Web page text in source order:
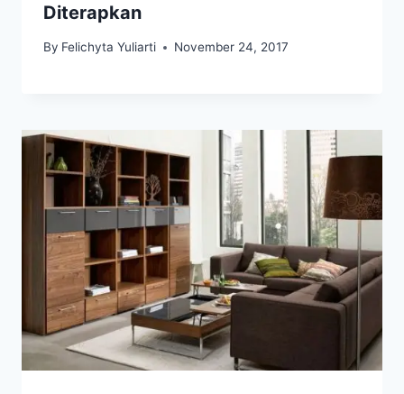
Diterapkan
By Felichyta Yuliarti November 24, 2017